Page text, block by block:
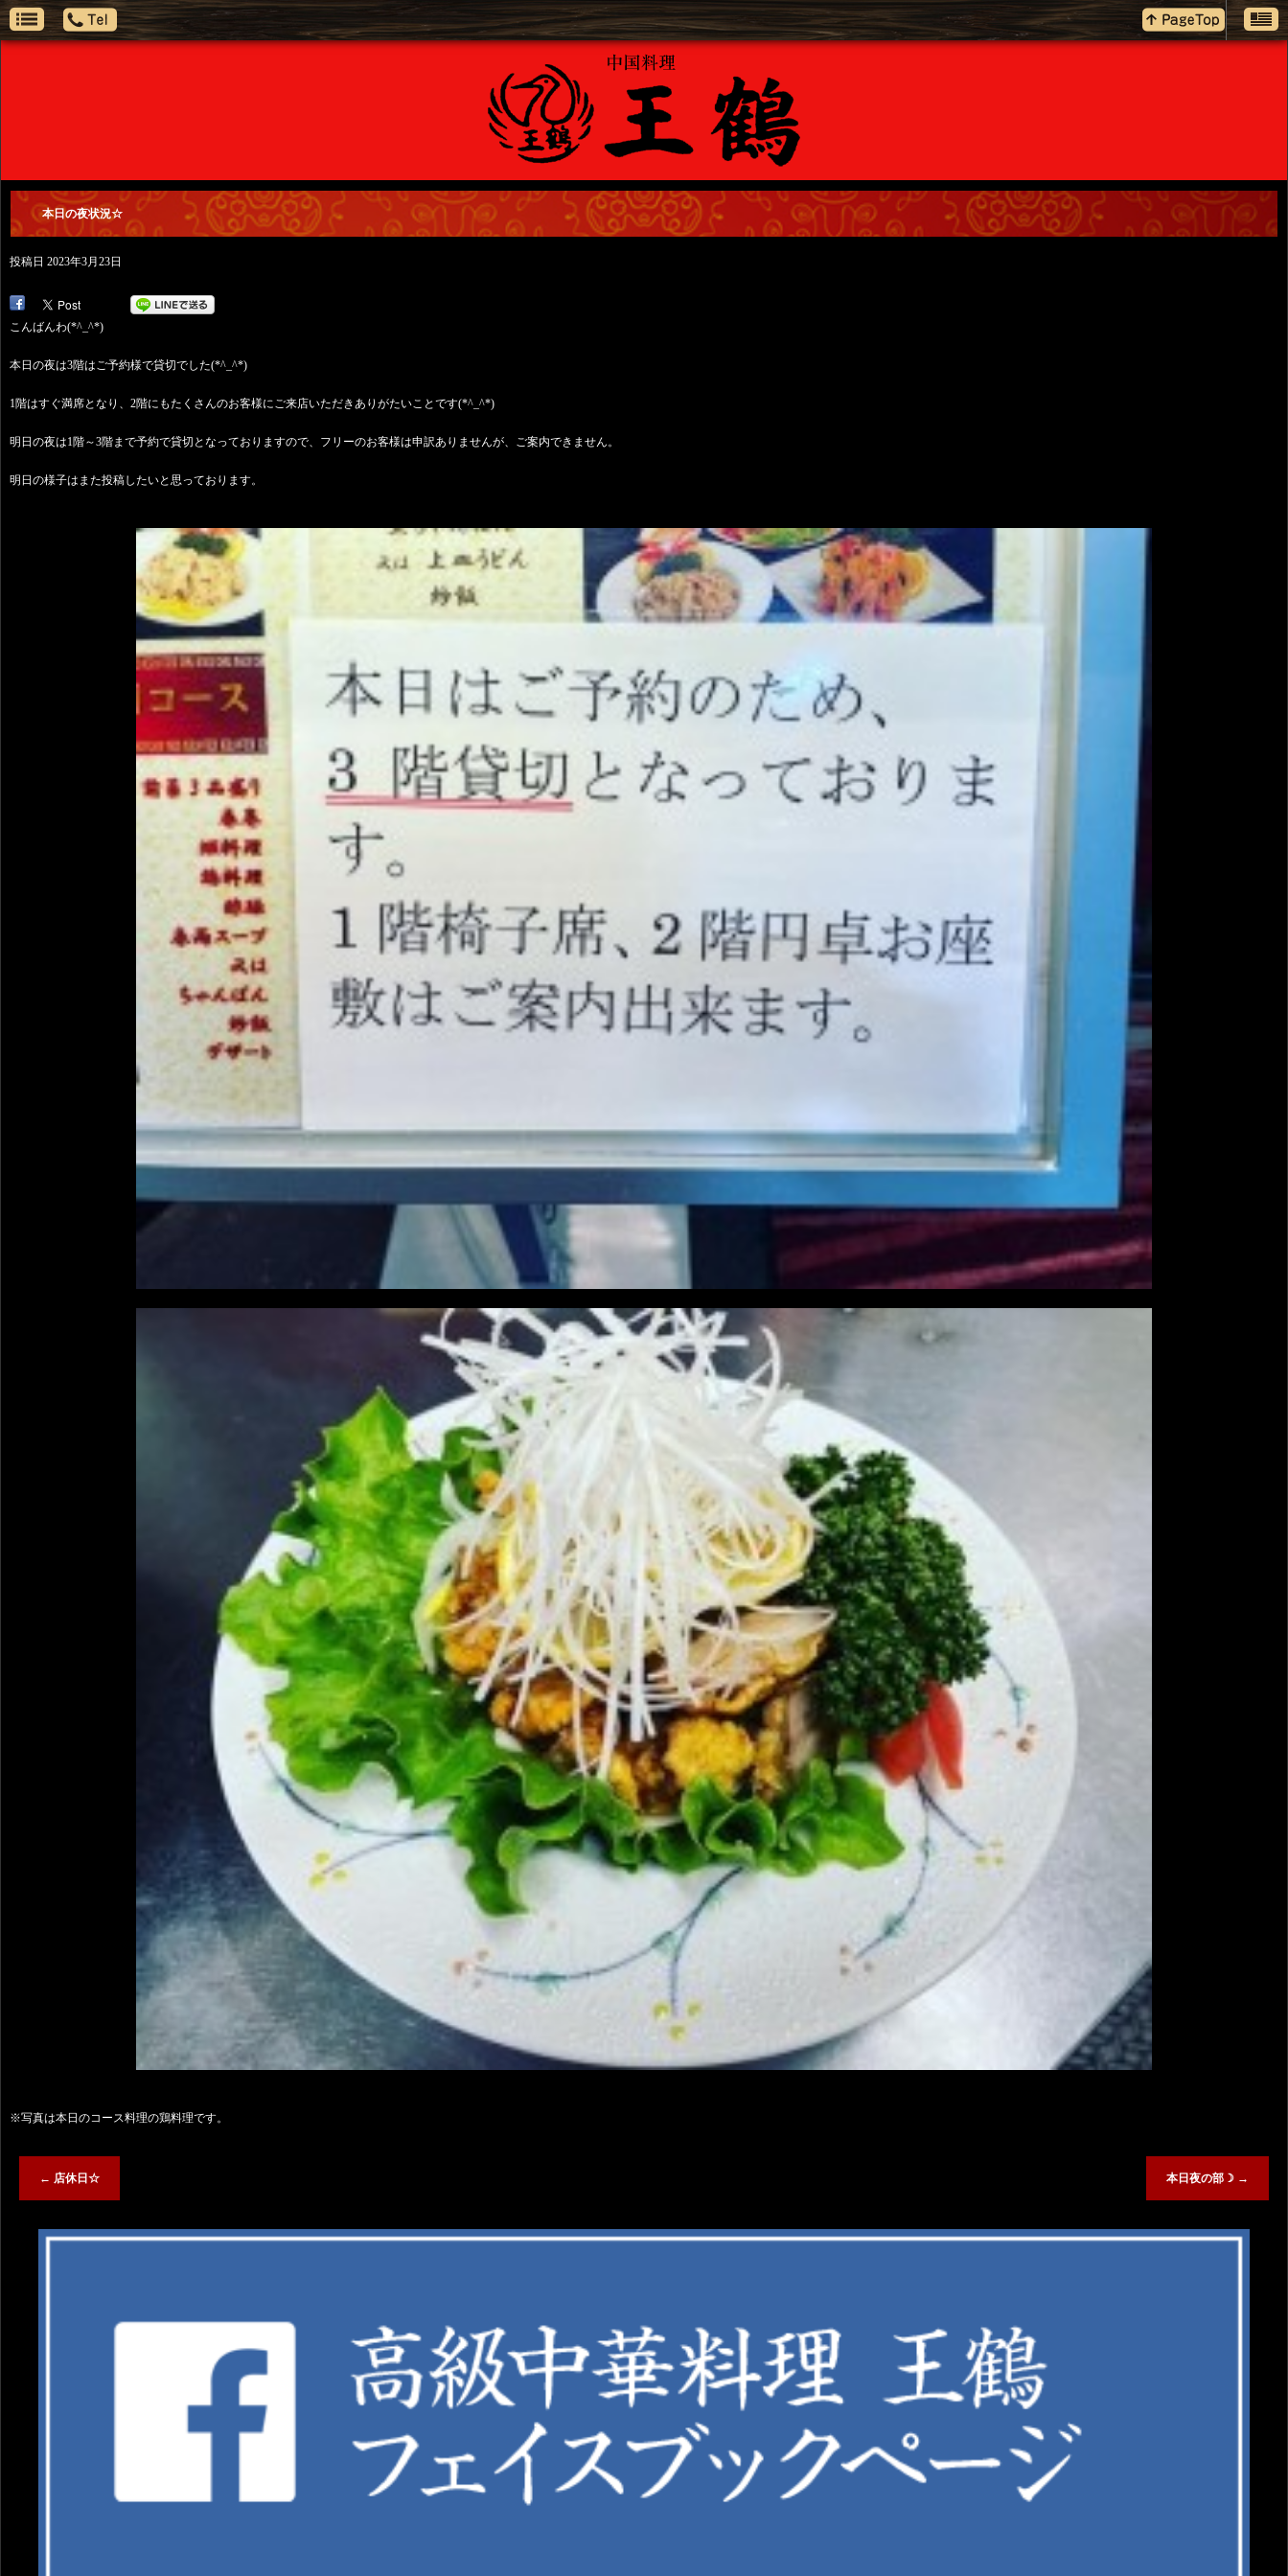
本日の夜状況☆
投稿日 2023年3月23日
こんばんわ(*^_^*)
本日の夜は3階はご予約様で貸切でした(*^_^*)
1階はすぐ満席となり、2階にもたくさんのお客様にご来店いただきありがたいことです(*^_^*)
明日の夜は1階～3階まで予約で貸切となっておりますので、フリーのお客様は申訳ありませんが、ご案内できません。
明日の様子はまた投稿したいと思っております。
※写真は本日のコース料理の鶏料理です。
← 店休日☆ 本日夜の部☽ →